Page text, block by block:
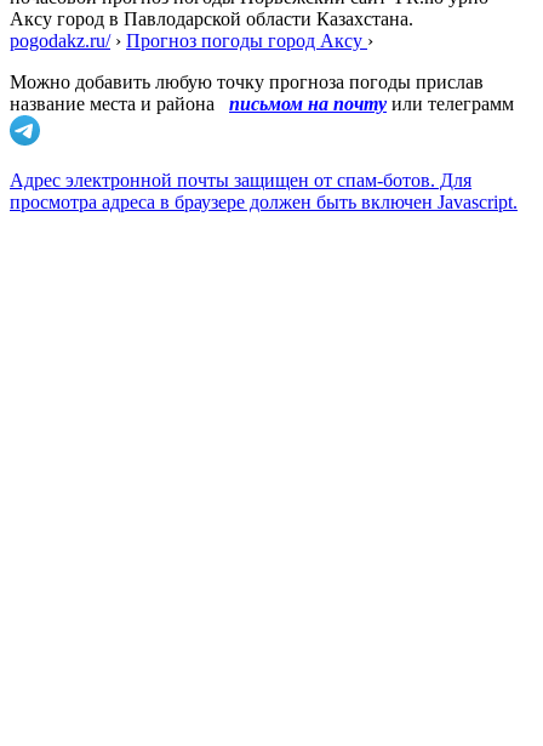
Аксу город в Павлодарской области Казахстана.
pogodakz.ru/› Прогноз погоды город Аксу ›
Можно добавить любую точку прогноза погоды прислав
название места и района
письмом на почту или телеграмм
Адрес электронной почты защищен от спам-ботов. Для
просмотра адреса в браузере должен быть включен Javascript.